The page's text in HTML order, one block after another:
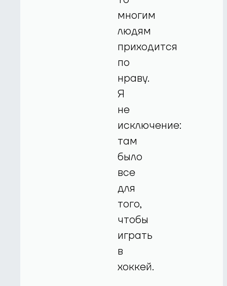
многим
людям
приходится
по
нраву.
Я
не
исключение:
там
было
все
для
того,
чтобы
играть
в
хоккей.